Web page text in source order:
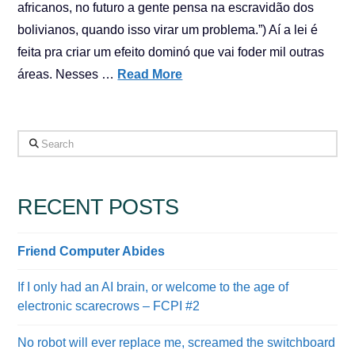
africanos, no futuro a gente pensa na escravidão dos
bolivianos, quando isso virar um problema.”) Aí a lei é
feita pra criar um efeito dominó que vai foder mil outras
áreas. Nesses … Read More
Search
RECENT POSTS
Friend Computer Abides
If I only had an AI brain, or welcome to the age of
electronic scarecrows – FCPI #2
No robot will ever replace me, screamed the switchboard